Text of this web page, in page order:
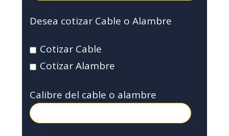
Desea cotizar Cable o Alambre
Cotizar Cable
Cotizar Alambre
Calibre del cable o alambre